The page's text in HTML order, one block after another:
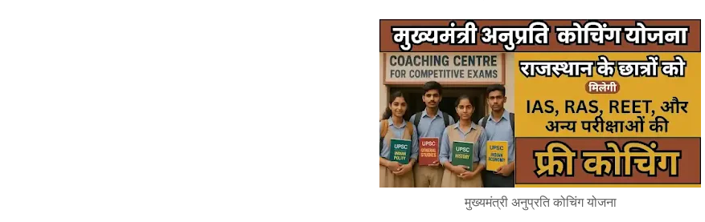
मुख्यमंत्री अनुप्रति कोचिंग योजना